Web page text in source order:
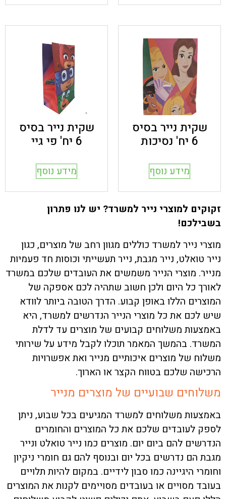
שקית נייר בסיס
6 יח' נסיכות
מידע נוסף
שקית נייר בסיס
6 יח' פי גיי
מידע נוסף
זקוקים למוצרי נייר למשרד? יש לנו פתרון
בשבילכם!
מוצרי נייר למשרד כוללים מגוון רחב של מוצרים, כגון
נייר טואלט, נייר מגבת, נייר תעשייתי וכוסות חד פעמיות
מנייר. מוצרי הנייר משמשים את העובדים שלכם במשרד
לאורך כל היום ולכן חשוב שתהיה לכם אספקה של
המוצרים הללו באופן קבוע. הדרך הטובה ביותר לוודא
שיש לכם את כל מוצרי הנייר הנדרשים למשרד, היא
באמצעות משלוחים קבועים של מוצרים עד לדלת
המשרד. בהמשך המאמר תוכלו לקבל מידע על שירותי
משלוח של מוצרים איכותיים מנייר ואת אפשרויות
הרכישה שלכם בטווח הקצר או הארוך.
משלוחים שבועיים של מוצרים מנייר
באמצעות משלוחים למשרד המגיעים בכל שבוע, ניתן
לספק לעובדים שלכם את כל המוצרים והחומרים
הנדרשים להם ביום יום. מוצרים כמו נייר טואלט ונייר
מגבת הם נדרשים בכל יום ובנוסף להם גם חומרי ניקיון
וחומרי היגיינה כמו סבון לידיים. במקום להיות תלויים
בעובד מסויים או בעובדים מסויימים לקנות את המוצרים